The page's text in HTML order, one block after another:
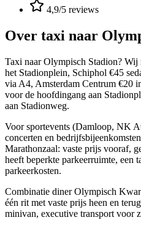
4,9/5 reviews
Over taxi naar
Taxi naar Olympisch Stadion? Wij
het Stadionplein, Schiphol €45
via A4, Amsterdam Centrum €20
voor de hoofdingang aan
aan Stadionweg.
Voor sportevents (Damloop, NK
concerten en
Marathonzaal: vaste prijs vooraf,
heeft beperkte parkeerruimte, een
parkeerkosten.
Combinatie diner Olympisch
één rit met vaste prijs heen en
minivan, executive transport voor